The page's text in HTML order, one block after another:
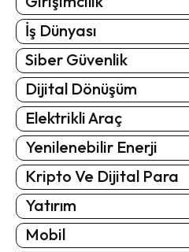
İş Dünyası
Siber Güvenlik
Dijital Dönüşüm
Elektrikli Araç
Yenilenebilir Enerji
Kripto Ve Dijital Para
Yatırım
Mobil